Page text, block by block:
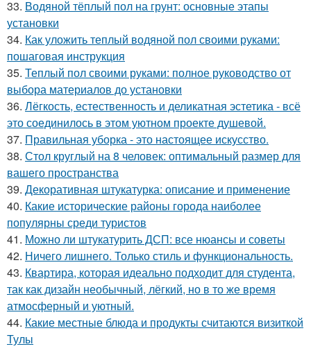
33. Водяной тёплый пол на грунт: основные этапы
установки
34. Как уложить теплый водяной пол своими руками:
пошаговая инструкция
35. Теплый пол своими руками: полное руководство от
выбора материалов до установки
36. Лёгкость, естественность и деликатная эстетика - всё
это соединилось в этом уютном проекте душевой.
37. Правильная уборка - это настоящее искусство.
38. Стол круглый на 8 человек: оптимальный размер для
вашего пространства
39. Декоративная штукатурка: описание и применение
40. Какие исторические районы города наиболее
популярны среди туристов
41. Можно ли штукатурить ДСП: все нюансы и советы
42. Ничего лишнего. Только стиль и функциональность.
43. Квартира, которая идеально подходит для студента,
так как дизайн необычный, лёгкий, но в то же время
атмосферный и уютный.
44. Какие местные блюда и продукты считаются визиткой
Тулы